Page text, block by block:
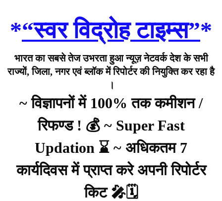
*“स्वर विद्रोह टाइम्स”*
भारत का सबसे तेज उभरता हुआ न्यूज़ नेटवर्क देश के सभी
राज्यों, जिला, नगर एवं ब्लॉक में रिपोर्टर की नियुक्ति कर रहा है
।
~ विज्ञापनों में 100% तक कमीशन /
रिफण्ड ! 💰 ~ Super Fast
Updation ⌛ ~ अधिकतम 7
कार्यदिवस में प्राप्त करे अपनी रिपोर्टर
किट 🎤🗓️